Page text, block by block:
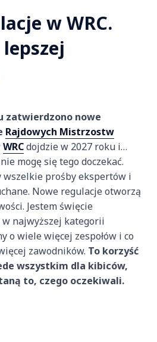
w WRC.
zatwierdzono nowe
Rajdowych Mistrzostw
WRCdojdzie w 2027 roku i…
mogę się tego doczekać.
wszelkie prośby ekspertów i
Nowe regulacje otworzą
Jestem święcie
w najwyższej kategorii
o wiele więcej zespołów i co
zawodników. To korzyść
wszystkim dla kibiców,
to, czego oczekiwali.